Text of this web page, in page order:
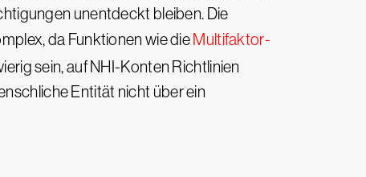
unentdeckt bleiben. Die
da Funktionen wie die Multifaktor-
sein, auf NHI-Konten Richtlinien
Entität nicht über ein